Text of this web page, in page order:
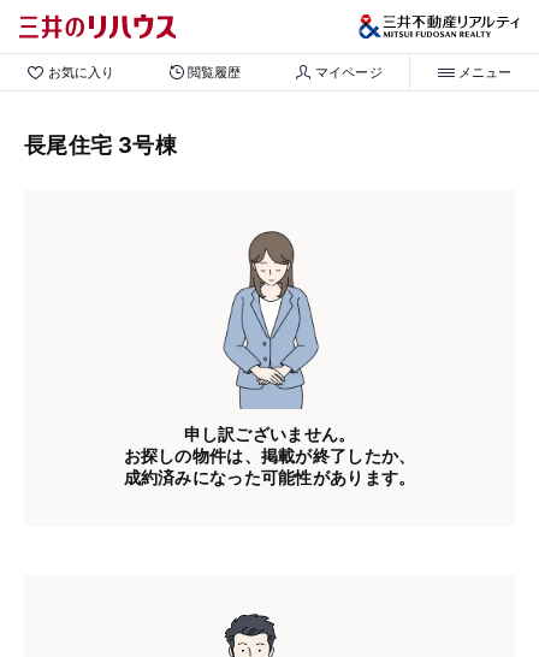
お気に入り 閲覧履歴 マイページ メニュー
長尾住宅 3号棟
申し訳ございません。
お探しの物件は、掲載が終了したか、
成約済みになった可能性があります。